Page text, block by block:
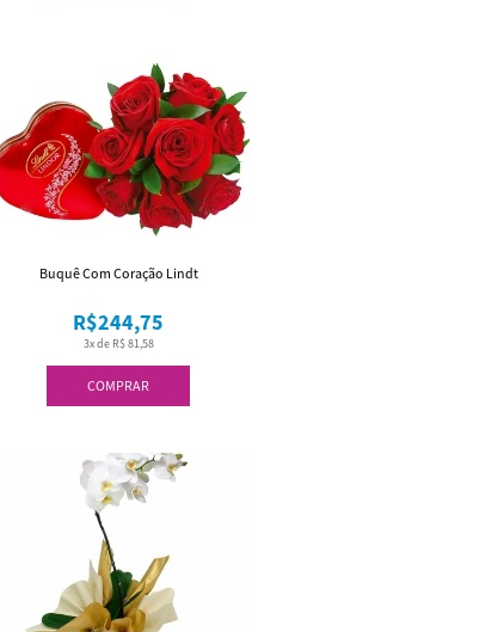
COMPRAR
3x de R$ 81,58
R$244,75
Buquê Com Coração Lindt